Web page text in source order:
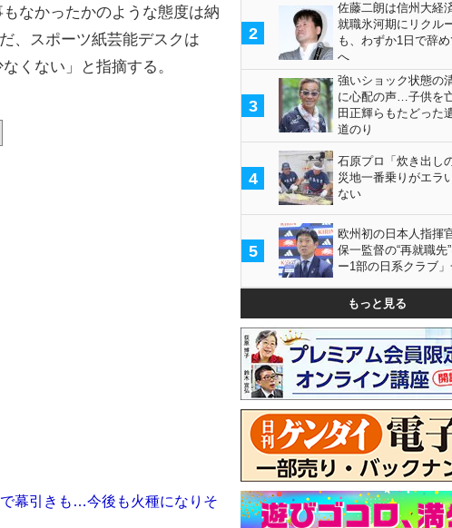
なかったかのような態度は納
、スポーツ紙芸能デスクは
くない」と指摘する。
幕引きも…今後も火種になりそ
2
佐藤二朗は信州大経
就職氷河期にリクル
も、わずか1日で辞
へ
3
強いショック状態の
に心配の声…子供を
田正輝らもたどった
道のり
4
石原プロ「炊き出し
災地一番乗りがエラ
ない
5
欧州初の日本人指揮
保一監督の“再就職先
ー1部の日系クラブ
もっと見る